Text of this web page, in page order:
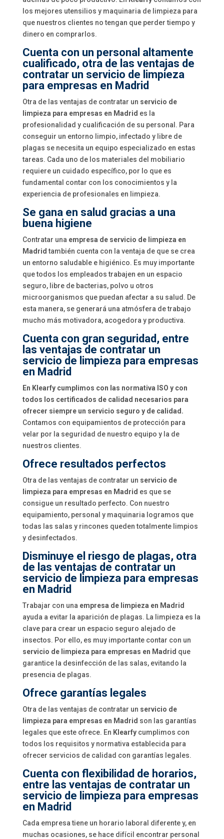
los mejores utensilios y maquinaria de limpieza para
que nuestros clientes no tengan que perder tiempo y
dinero en comprarlos.
Cuenta con un personal altamente
cualificado, otra de las ventajas de
contratar un servicio de limpieza
para empresas en Madrid
Otra de las ventajas de contratar un servicio de
limpieza para empresas en Madrid es la
profesionalidad y cualificación de su personal. Para
conseguir un entorno limpio, infectado y libre de
plagas se necesita un equipo especializado en estas
tareas. Cada uno de los materiales del mobiliario
requiere un cuidado específico, por lo que es
fundamental contar con los conocimientos y la
experiencia de profesionales en limpieza.
Se gana en salud gracias a una
buena higiene
Contratar una empresa de servicio de limpieza en
Madrid también cuenta con la ventaja de que se crea
un entorno saludable e higiénico. Es muy importante
que todos los empleados trabajen en un espacio
seguro, libre de bacterias, polvo u otros
microorganismos que puedan afectar a su salud. De
esta manera, se generará una atmósfera de trabajo
mucho más motivadora, acogedora y productiva.
Cuenta con gran seguridad, entre
las ventajas de contratar un
servicio de limpieza para empresas
en Madrid
En Klearfy cumplimos con las normativa ISO y con
todos los certificados de calidad necesarios para
ofrecer siempre un servicio seguro y de calidad.
Contamos con equipamientos de protección para
velar por la seguridad de nuestro equipo y la de
nuestros clientes.
Ofrece resultados perfectos
Otra de las ventajas de contratar un servicio de
limpieza para empresas en Madrid es que se
consigue un resultado perfecto. Con nuestro
equipamiento, personal y maquinaria logramos que
todas las salas y rincones queden totalmente limpios
y desinfectados.
Disminuye el riesgo de plagas, otra
de las ventajas de contratar un
servicio de limpieza para empresas
en Madrid
Trabajar con una empresa de limpieza en Madrid
ayuda a evitar la aparición de plagas. La limpieza es la
clave para crear un espacio seguro alejado de
insectos. Por ello, es muy importante contar con un
servicio de limpieza para empresas en Madrid que
garantice la desinfección de las salas, evitando la
presencia de plagas.
Ofrece garantías legales
Otra de las ventajas de contratar un servicio de
limpieza para empresas en Madrid son las garantías
legales que este ofrece. En Klearfycumplimos con
todos los requisitos y normativa establecida para
ofrecer servicios de calidad con garantías legales.
Cuenta con flexibilidad de horarios,
entre las ventajas de contratar un
servicio de limpieza para empresas
en Madrid
Cada empresa tiene un horario laboral diferente y, en
muchas ocasiones, se hace difícil encontrar personal